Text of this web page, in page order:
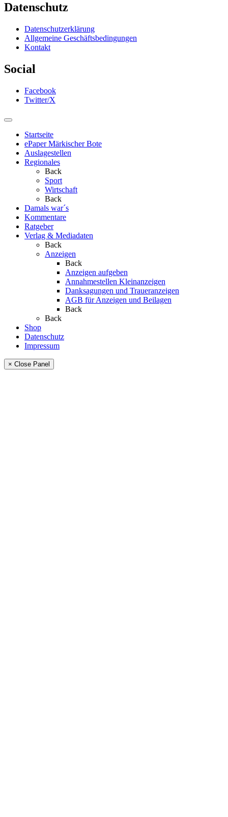
Datenschutz
Datenschutzerklärung
Allgemeine Geschäftsbedingungen
Kontakt
Social
Facebook
Twitter/X
Startseite
ePaper Märkischer Bote
Auslagestellen
Regionales
Back
Sport
Wirtschaft
Back
Damals war´s
Kommentare
Ratgeber
Verlag & Mediadaten
Back
Anzeigen
Back
Anzeigen aufgeben
Annahmestellen Kleinanzeigen
Danksagungen und Traueranzeigen
AGB für Anzeigen und Beilagen
Back
Back
Shop
Datenschutz
Impressum
× Close Panel